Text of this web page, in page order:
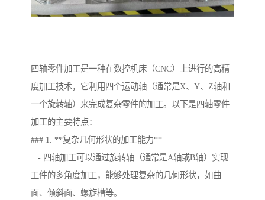
四轴零件加工是一种在数控机床（CNC）上进行的高精
度加工技术，它利用四个运动轴（通常是X、Y、Z轴和
一个旋转轴）来完成复杂零件的加工。以下是四轴零件
加工的主要特点：
### 1. **复杂几何形状的加工能力**
- 四轴加工可以通过旋转轴（通常是A轴或B轴）实现
工件的多角度加工，能够处理复杂的几何形状，如曲
面、倾斜面、螺旋槽等。